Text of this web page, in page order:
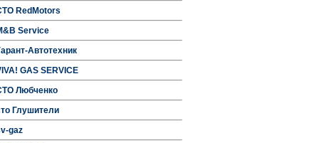
RedMotors
Service
Автотехник
GAS SERVICE
Любченко
Глушители
gaz